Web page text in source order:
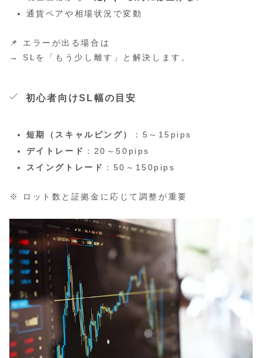
通貨ペアや相場状況で変動
📌 エラーが出る場合は
→ SLを「もう少し離す」と解決します。
初心者向けSL幅の目安
短期（スキャルピング）
：5～15pips
デイトレード ：20～50pips
スイングトレード ：50～150pips
※ ロット数と証拠金に応じて調整が重要